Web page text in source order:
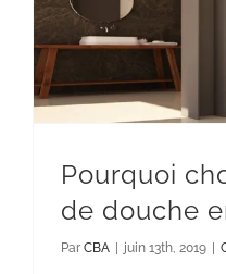
Pourquoi
Pourquoi
de douche
Par CBA | juin 13th, 2019 |